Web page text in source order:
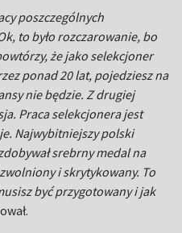
poszczególnych
to było rozczarowanie, bo
że jako selekcjoner
ponad 20 lat, pojedziesz na
nie będzie. Z drugiej
Praca selekcjonera jest
Najwybitniejszy polski
srebrny medal na
i skrytykowany. To
być przygotowany i jak